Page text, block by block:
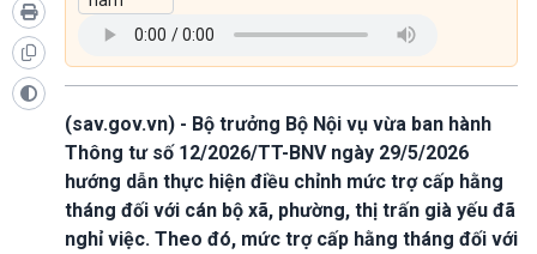
(sav.gov.vn) - Bộ trưởng Bộ Nội vụ vừa ban hành
Thông tư số 12/2026/TT-BNV ngày 29/5/2026
hướng dẫn thực hiện điều chỉnh mức trợ cấp hằng
tháng đối với cán bộ xã, phường, thị trấn già yếu đã
nghỉ việc. Theo đó, mức trợ cấp hằng tháng đối với